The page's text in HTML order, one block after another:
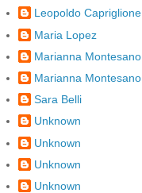
Leopoldo Capriglione
Maria Lopez
Marianna Montesano
Marianna Montesano
Sara Belli
Unknown
Unknown
Unknown
Unknown